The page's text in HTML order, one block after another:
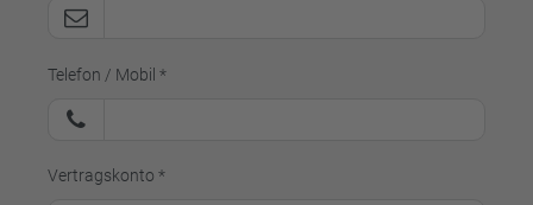
Telefon / Mobil *
Vertragskonto *